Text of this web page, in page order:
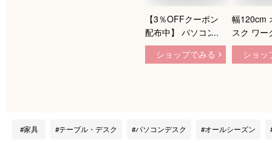
【3％OFFクーポン
配布中】 パソコンデ
スク 120cm デスク
机 おしゃれ 収納 PC
ホワイト 勉強机 大
ショップでみる
幅120cm
スク ワー
パソコン
ゃれ 学
〔アン
ショッ
家具 テーブル・デスク パソコンデスク オールシーズン